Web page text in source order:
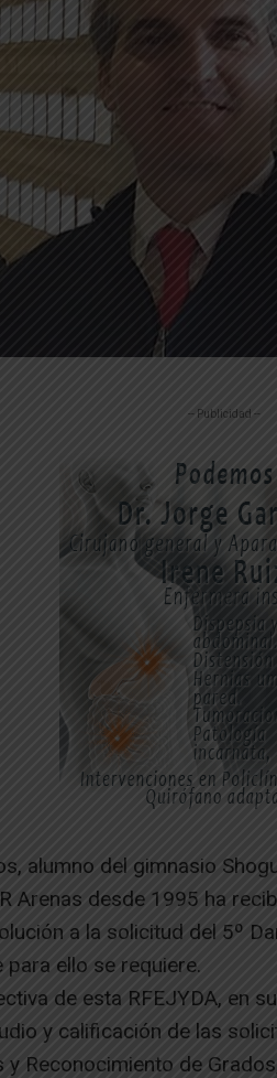
-- Publicidad --
alumno del gimnasio
Arenas desde 1995 ha
a la solicitud del 5º
ello se requiere.
de esta RFEJYDA, en
y calificación de las
y Reconocimiento de